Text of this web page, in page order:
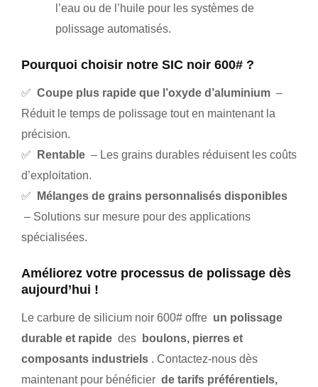
l’eau ou de l’huile pour les systèmes de
polissage automatisés.
Pourquoi choisir notre SIC noir 600# ?
✅ Coupe plus rapide que l’oxyde d’aluminium –
Réduit le temps de polissage tout en maintenant la
précision.
✅
Rentable – Les grains durables réduisent les coûts
d’exploitation.
✅
Mélanges de grains personnalisés disponibles
– Solutions sur mesure pour des applications
spécialisées.
Améliorez votre processus de polissage dès
aujourd’hui !
Le carbure de silicium noir 600# offre un polissage
durable et rapide des
boulons, pierres et
composants industriels . Contactez-nous dès
maintenant pour bénéficier de tarifs préférentiels,